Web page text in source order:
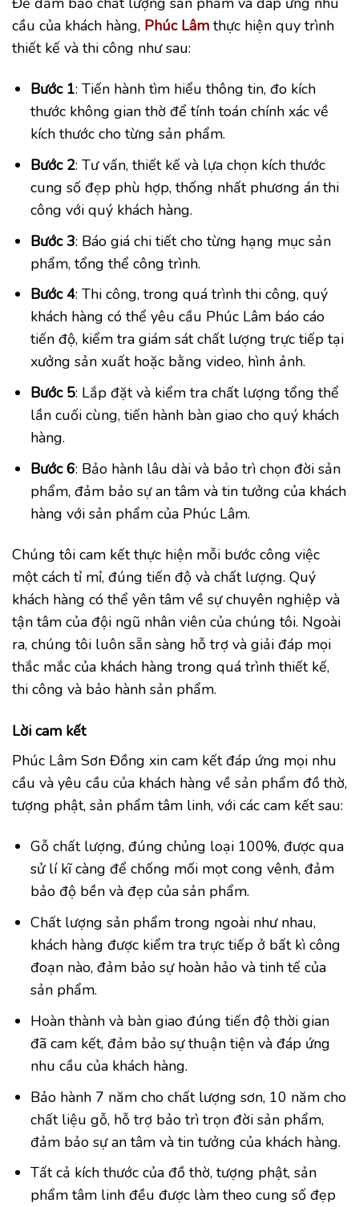
cầu của khách hàng, Phúc Lâm thực hiện quy trình
thiết kế và thi công như sau:
Bước 1: Tiến hành tìm hiểu thông tin, đo kích
thước không gian thờ để tính toán chính xác về
kích thước cho từng sản phẩm.
Bước 2: Tư vấn, thiết kế và lựa chọn kích thước
cung số đẹp phù hợp, thống nhất phương án thi
công với quý khách hàng.
Bước 3: Báo giá chi tiết cho từng hạng mục sản
phẩm, tổng thể công trình.
Bước 4: Thi công, trong quá trình thi công, quý
khách hàng có thể yêu cầu Phúc Lâm báo cáo
tiến độ, kiểm tra giám sát chất lượng trực tiếp tại
xưởng sản xuất hoặc bằng video, hình ảnh.
Bước 5: Lắp đặt và kiểm tra chất lượng tổng thể
lần cuối cùng, tiến hành bàn giao cho quý khách
hàng.
Bước 6: Bảo hành lâu dài và bảo trì chọn đời sản
phẩm, đảm bảo sự an tâm và tin tưởng của khách
hàng với sản phẩm của Phúc Lâm.
Chúng tôi cam kết thực hiện mỗi bước công việc
một cách tỉ mỉ, đúng tiến độ và chất lượng. Quý
khách hàng có thể yên tâm về sự chuyên nghiệp và
tận tâm của đội ngũ nhân viên của chúng tôi. Ngoài
ra, chúng tôi luôn sẵn sàng hỗ trợ và giải đáp mọi
thắc mắc của khách hàng trong quá trình thiết kế,
thi công và bảo hành sản phẩm.
Lời cam kết
Phúc Lâm Sơn Đồng xin cam kết đáp ứng mọi nhu
cầu và yêu cầu của khách hàng về sản phẩm đồ thờ,
tượng phật, sản phẩm tâm linh, với các cam kết sau:
Gỗ chất lượng, đúng chủng loại 100%, được qua
sử lí kĩ càng để chống mối mọt cong vênh, đảm
bảo độ bền và đẹp của sản phẩm.
Chất lượng sản phẩm trong ngoài như nhau,
khách hàng được kiểm tra trực tiếp ở bất kì công
đoạn nào, đảm bảo sự hoàn hảo và tinh tế của
sản phẩm.
Hoàn thành và bàn giao đúng tiến độ thời gian
đã cam kết, đảm bảo sự thuận tiện và đáp ứng
nhu cầu của khách hàng.
Bảo hành 7 năm cho chất lượng sơn, 10 năm cho
chất liệu gỗ, hỗ trợ bảo trì trọn đời sản phẩm,
đảm bảo sự an tâm và tin tưởng của khách hàng.
Tất cả kích thước của đồ thờ, tượng phật, sản
phẩm tâm linh đều được làm theo cung số đẹp